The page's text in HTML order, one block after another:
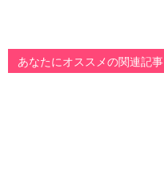
あなたにオススメの関連記事